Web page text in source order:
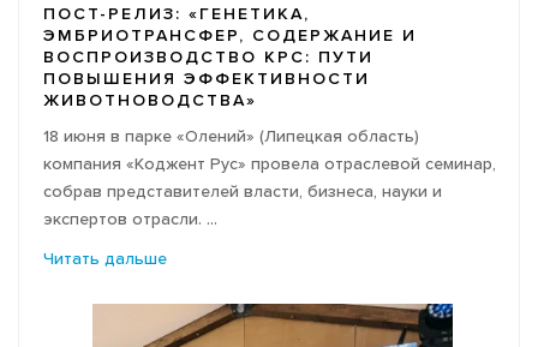
ПОСТ-РЕЛИЗ: «ГЕНЕТИКА,
ЭМБРИОТРАНСФЕР, СОДЕРЖАНИЕ И
ВОСПРОИЗВОДСТВО КРС: ПУТИ
ПОВЫШЕНИЯ ЭФФЕКТИВНОСТИ
ЖИВОТНОВОДСТВА»
18 июня в парке «Олений» (Липецкая область)
компания «Коджент Рус» провела отраслевой семинар,
собрав представителей власти, бизнеса, науки и
экспертов отрасли. ...
Читать дальше